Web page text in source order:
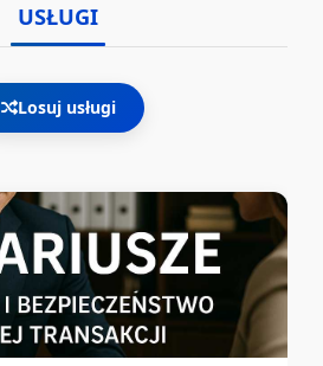
USŁUGI
Losuj usługi